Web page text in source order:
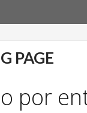
PAGE
por